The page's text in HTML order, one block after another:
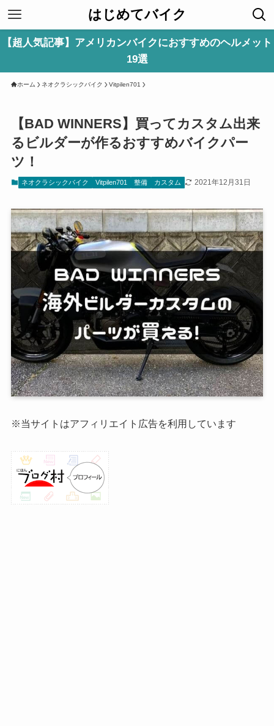
はじめてバイク
【超人気記事】アメリカンバイクにおすすめのヘルメット
19選
ホーム ネオクラシックバイク Vitpilen701
【BAD WINNERS】買ってカスタム出来
るビルダーが作るおすすめバイクパー
ツ！
ネオクラシックバイク Vitpilen701 整備 カスタム 2021年12月31日
※当サイトはアフィリエイト広告を利用しています